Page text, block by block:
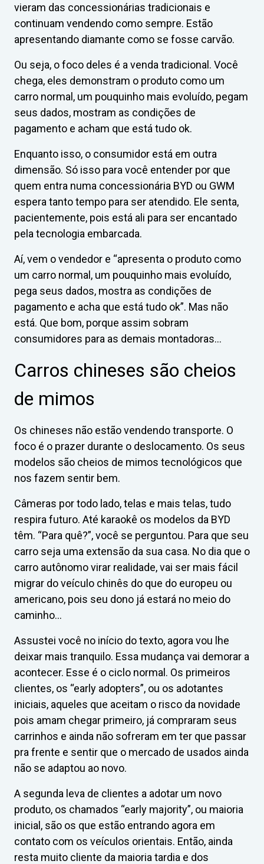
vieram das concessionárias tradicionais e
continuam vendendo como sempre. Estão
apresentando diamante como se fosse carvão.
Ou seja, o foco deles é a venda tradicional. Você
chega, eles demonstram o produto como um
carro normal, um pouquinho mais evoluído, pegam
seus dados, mostram as condições de
pagamento e acham que está tudo ok.
Enquanto isso, o consumidor está em outra
dimensão. Só isso para você entender por que
quem entra numa concessionária BYD ou GWM
espera tanto tempo para ser atendido. Ele senta,
pacientemente, pois está ali para ser encantado
pela tecnologia embarcada.
Aí, vem o vendedor e “apresenta o produto como
um carro normal, um pouquinho mais evoluído,
pega seus dados, mostra as condições de
pagamento e acha que está tudo ok”. Mas não
está. Que bom, porque assim sobram
consumidores para as demais montadoras…
Carros chineses são cheios
de mimos
Os chineses não estão vendendo transporte. O
foco é o prazer durante o deslocamento. Os seus
modelos são cheios de mimos tecnológicos que
nos fazem sentir bem.
Câmeras por todo lado, telas e mais telas, tudo
respira futuro. Até karaokê os modelos da BYD
têm. “Para quê?”, você se perguntou. Para que seu
carro seja uma extensão da sua casa. No dia que o
carro autônomo virar realidade, vai ser mais fácil
migrar do veículo chinês do que do europeu ou
americano, pois seu dono já estará no meio do
caminho…
Assustei você no início do texto, agora vou lhe
deixar mais tranquilo. Essa mudança vai demorar a
acontecer. Esse é o ciclo normal. Os primeiros
clientes, os “early adopters”, ou os adotantes
iniciais, aqueles que aceitam o risco da novidade
pois amam chegar primeiro, já compraram seus
carrinhos e ainda não sofreram em ter que passar
pra frente e sentir que o mercado de usados ainda
não se adaptou ao novo.
A segunda leva de clientes a adotar um novo
produto, os chamados “early majority”, ou maioria
inicial, são os que estão entrando agora em
contato com os veículos orientais. Então, ainda
resta muito cliente da maioria tardia e dos